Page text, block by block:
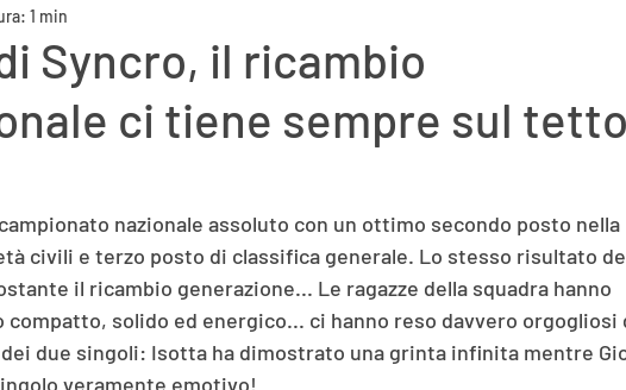
Syncro, il ricambio
ci tiene sempre sul tetto
1 min
nazionale assoluto con un ottimo secondo posto nella
civili e terzo posto di classifica generale. Lo stesso risultato
il ricambio generazione... Le ragazze della squadra hanno
compatto, solido ed energico... ci hanno reso davvero orgogliosi
due singoli: Isotta ha dimostrato una grinta infinita mentre
veramente emotivo!